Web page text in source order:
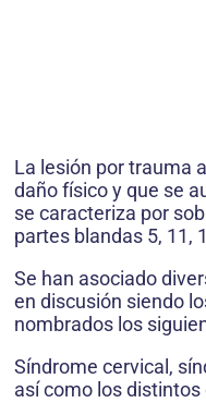
La lesión por trauma
daño físico y que se
se caracteriza por
partes blandas 5, 11,
Se han asociado
en discusión siendo
nombrados los
Síndrome cervical,
así como los